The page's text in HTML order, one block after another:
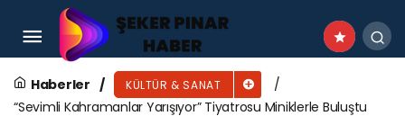
Haberler KÜLTÜR & SANAT
“Sevimli Kahramanlar Yarışıyor” Tiyatrosu Miniklerle Buluştu
Nevşehirli Binlerce Çocuk, Kukuli Müzikali’ni Çok
Sevdi